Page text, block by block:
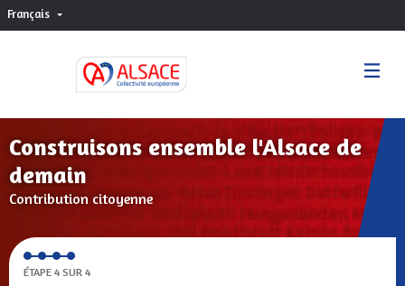
Français Choisir la langue
Construisons ensemble l'Alsace de
demain
Contribution citoyenne
ÉTAPE 4 SUR 4